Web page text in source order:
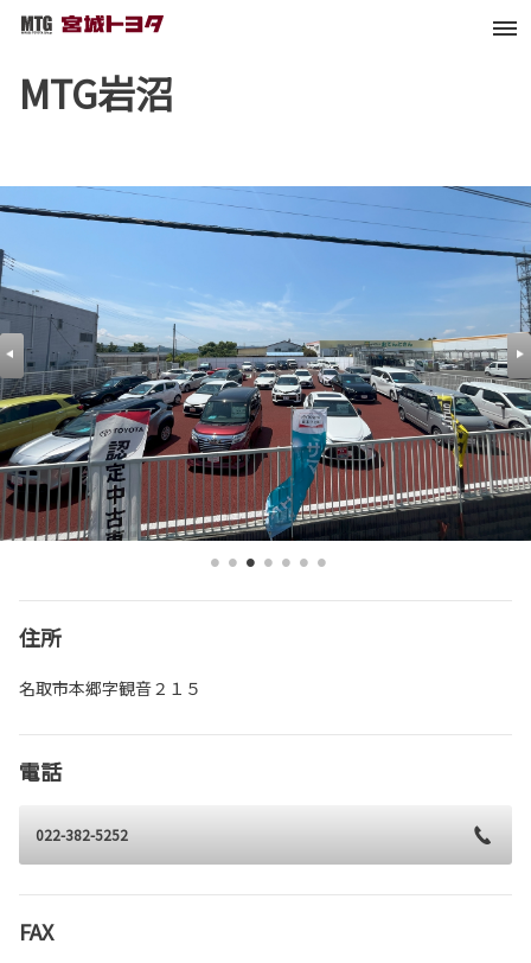
MTG岩沼
住所
名取市本郷字観音２１５
電話
022-382-5252
FAX